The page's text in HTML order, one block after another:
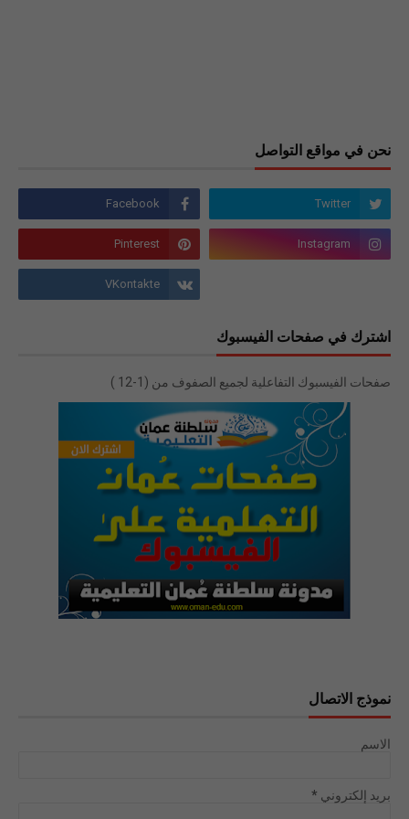
نحن في مواقع التواصل
اشترك في صفحات الفيسبوك
صفحات الفيسبوك التفاعلية لجميع الصفوف من (1-12 )
نموذج الاتصال
الاسم
بريد إلكتروني *